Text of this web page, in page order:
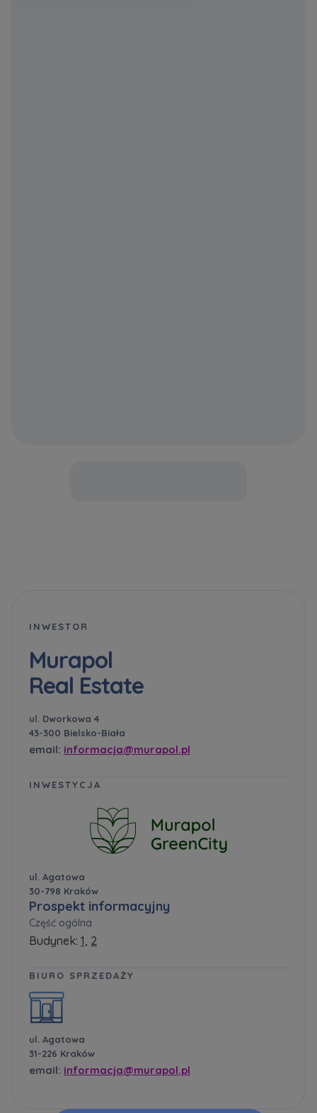
INWESTOR
Murapol
Real Estate
ul. Dworkowa 4
43-300 Bielsko-Biała
email: informacja@murapol.pl
INWESTYCJA
ul. Agatowa
30-798 Kraków
Prospekt informacyjny
Część ogólna
Budynek: 1, 2
BIURO SPRZEDAŻY
ul. Agatowa
31-226 Kraków
email: informacja@murapol.pl